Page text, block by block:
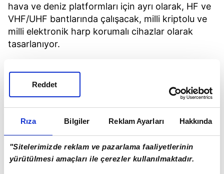
Rıza Bilgiler Reklam Ayarları Hakkında
"Sitelerimizde reklam ve pazarlama faaliyetlerinin
yürütülmesi amaçları ile çerezler kullanılmaktadır.
Reddet
hava ve deniz platformları için ayrı olarak, HF ve
VHF/UHF bantlarında çalışacak, milli kriptolu ve
milli elektronik harp korumalı cihazlar olarak
tasarlanıyor.